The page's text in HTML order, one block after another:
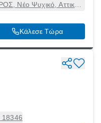
Νέο Ψυχικό, Αττική,
Κάλεσε Τώρα
18346